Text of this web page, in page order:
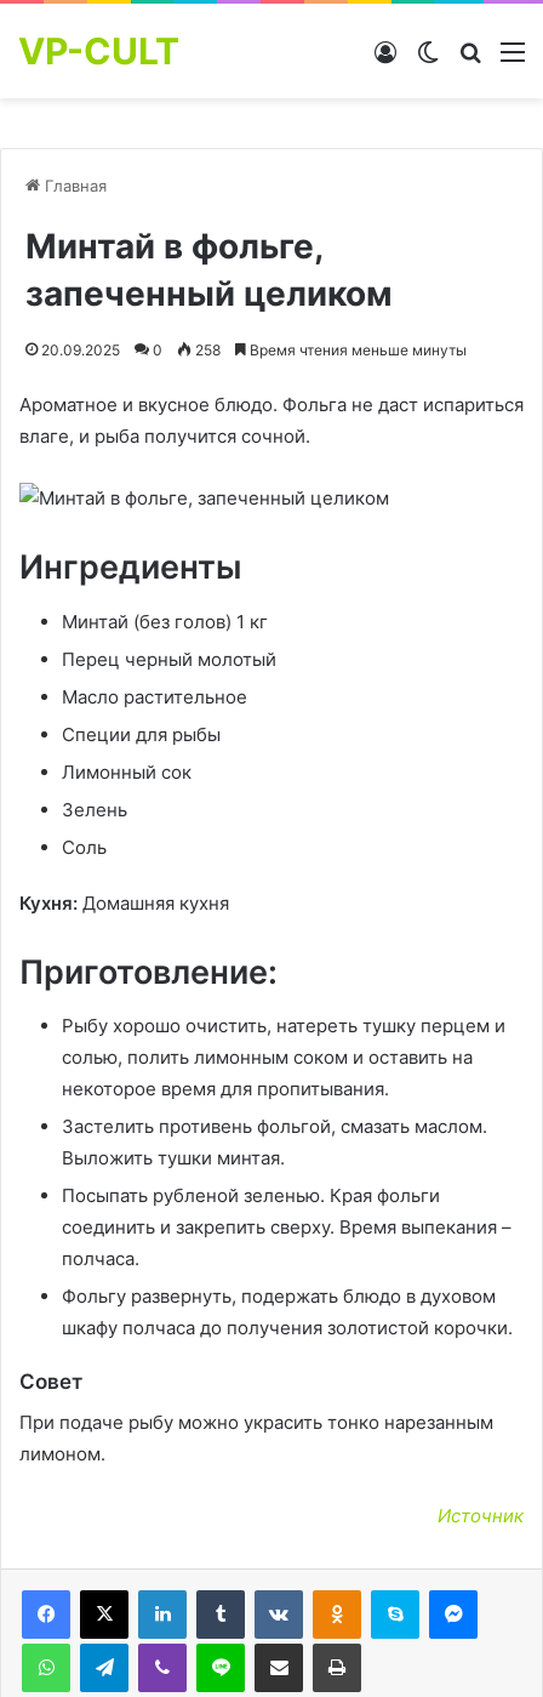
VP-CULT Switch skin
Войти
Главная
Минтай в фольге,
запеченный целиком
20.09.2025 0 258 Время чтения меньше минуты
Ароматное и вкусное блюдо. Фольга не даст испариться
влаге, и рыба получится сочной.
Ингредиенты
Минтай (без голов) 1 кг
Перец черный молотый
Масло растительное
Специи для рыбы
Лимонный сок
Зелень
Соль
Кухня: Домашняя кухня
Приготовление:
Рыбу хорошо очистить, натереть тушку перцем и
солью, полить лимонным соком и оставить на
некоторое время для пропитывания.
Застелить противень фольгой, смазать маслом.
Выложить тушки минтая.
Посыпать рубленой зеленью. Края фольги
соединить и закрепить сверху. Время выпекания –
полчаса.
Фольгу развернуть, подержать блюдо в духовом
шкафу полчаса до получения золотистой корочки.
Совет
При подаче рыбу можно украсить тонко нарезанным
лимоном.
Источник
LinkedInTumblr ВконтактеОдноклассники
Skype
WhatsAppTelegramViber Line Поделиться через электронную почту Печатать